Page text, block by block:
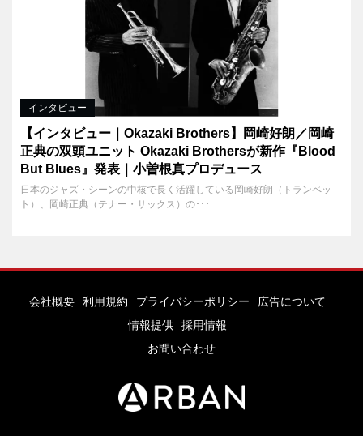
インタビュー
【インタビュー｜Okazaki Brothers】岡崎好朗／岡崎
正典の双頭ユニット Okazaki Brothersが新作『Blood
But Blues』発表｜小曽根真プロデュース
日本のジャズ・シーンの中核で長く活躍している岡崎好朗（トランペッ
ト）、岡崎正典（テナー・サックス）の･･･
会社概要 利用規約 プライバシーポリシー
広告について
情報提供
採用情報
お問い合わせ